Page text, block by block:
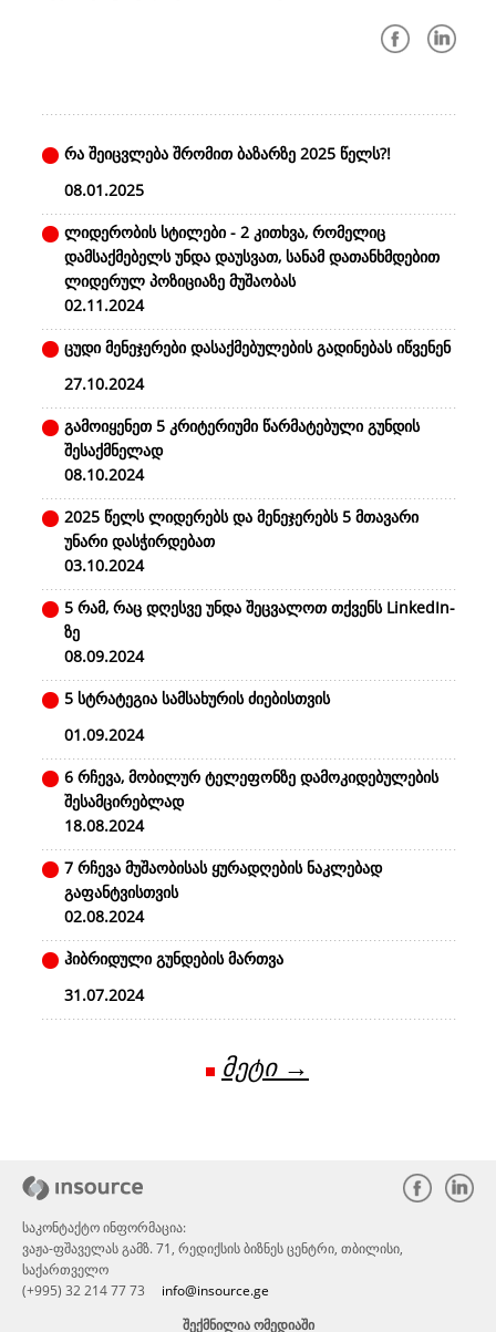
რა შეიცვლება შრომით ბაზარზე 2025 წელს?!
08.01.2025
ლიდერობის სტილები - 2 კითხვა, რომელიც
დამსაქმებელს უნდა დაუსვათ, სანამ დათანხმდებით
ლიდერულ პოზიციაზე მუშაობას
02.11.2024
ცუდი მენეჯერები დასაქმებულების გადინებას იწვენენ
27.10.2024
გამოიყენეთ 5 კრიტერიუმი წარმატებული გუნდის
შესაქმნელად
08.10.2024
2025 წელს ლიდერებს და მენეჯერებს 5 მთავარი
უნარი დასჭირდებათ
03.10.2024
5 რამ, რაც დღესვე უნდა შეცვალოთ თქვენს LinkedIn-
ზე
08.09.2024
5 სტრატეგია სამსახურის ძიებისთვის
01.09.2024
6 რჩევა, მობილურ ტელეფონზე დამოკიდებულების
შესამცირებლად
18.08.2024
7 რჩევა მუშაობისას ყურადღების ნაკლებად
გაფანტვისთვის
02.08.2024
ჰიბრიდული გუნდების მართვა
31.07.2024
მეტი →
საკონტაქტო ინფორმაცია:
ვაჟა-ფშაველას გამზ. 71, რედიქსის ბიზნეს ცენტრი, თბილისი,
საქართველო
(+995) 32 214 77 73 info@insource.ge
ᲨᲔᲥᲛᲜᲘᲚᲘᲐ ᲝᲛᲔᲓᲘᲐᲨᲘ